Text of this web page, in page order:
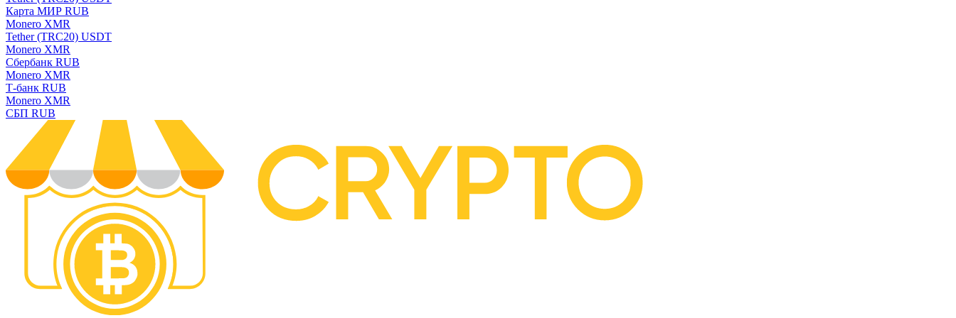
Карта МИР RUB
Monero XMR
Tether (TRC20) USDT
Monero XMR
Сбербанк RUB
Monero XMR
Т-банк RUB
Monero XMR
СБП RUB